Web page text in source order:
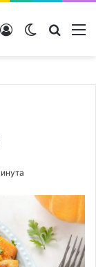
Switch skin
Войти